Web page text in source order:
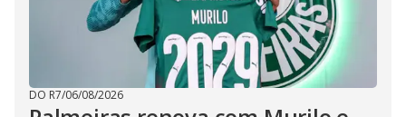
DO R7/06/08/2026